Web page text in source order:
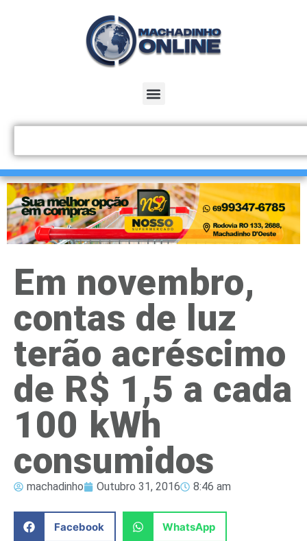
Em novembro,
contas de luz
terão acréscimo
de R$ 1,5 a cada
100 kWh
consumidos
machadinho Outubro 31, 2016 8:46 am
Facebook WhatsApp